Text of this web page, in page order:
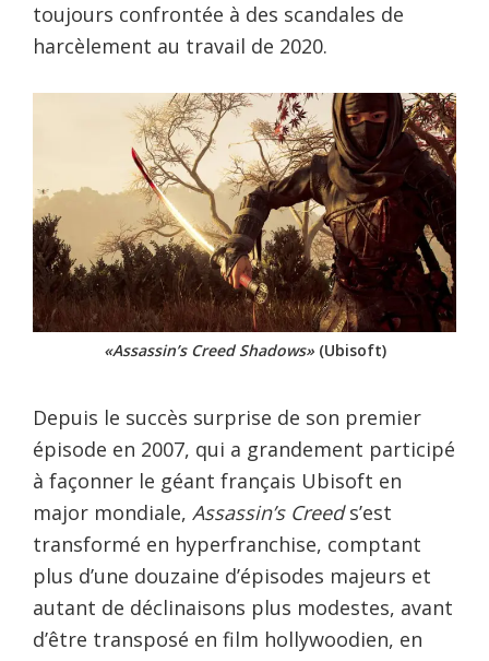
toujours confrontée à des scandales de
harcèlement au travail de 2020.
«Assassin’s Creed Shadows»(Ubisoft)
Depuis le succès surprise de son premier
épisode en 2007, qui a grandement participé
à façonner le géant français Ubisoft en
major mondiale, Assassin’s Creeds’est
transformé en hyperfranchise, comptant
plus d’une douzaine d’épisodes majeurs et
autant de déclinaisons plus modestes, avant
d’être transposé en film hollywoodien, en